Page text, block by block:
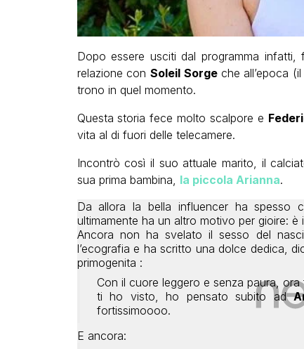
Dopo essere usciti dal programma
relazione con Soleil Sorge che all’epoca
trono in quel momento.
Questa storia fece molto scalpore e
vita al di fuori delle telecamere.
Incontrò così il suo attuale marito, il
sua prima bambina, la piccola Arianna.
Da allora la bella influencer ha spesso
ultimamente ha un altro motivo per gioire:
Ancora non ha svelato il sesso del
l’ecografia e ha scritto una dolce dedica,
primogenita :
Con il cuore leggero e senza paura,
ti ho visto, ho pensato subito ad
fortissimoooo.
E ancora: